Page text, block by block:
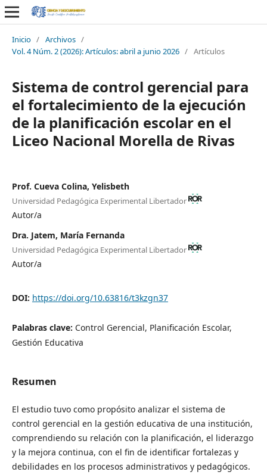
Inicio / Archivos /
Vol. 4 Núm. 2 (2026): Artículos: abril a junio 2026 / Artículos
Sistema de control gerencial para
el fortalecimiento de la ejecución
de la planificación escolar en el
Liceo Nacional Morella de Rivas
Prof. Cueva Colina, Yelisbeth
Universidad Pedagógica Experimental Libertador
Autor/a
Dra. Jatem, María Fernanda
Universidad Pedagógica Experimental Libertador
Autor/a
DOI: https://doi.org/10.63816/t3kzgn37
Palabras clave: Control Gerencial, Planificación Escolar,
Gestión Educativa
Resumen
El estudio tuvo como propósito analizar el sistema de
control gerencial en la gestión educativa de una institución,
comprendiendo su relación con la planificación, el liderazgo
y la mejora continua, con el fin de identificar fortalezas y
debilidades en los procesos administrativos y pedagógicos.